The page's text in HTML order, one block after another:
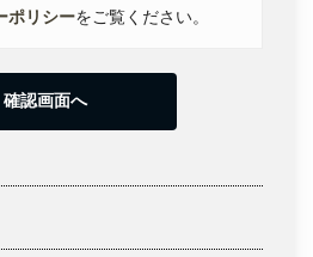
ポリシーをご覧ください。